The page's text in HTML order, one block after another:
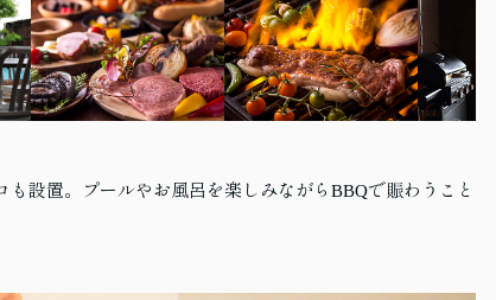
も設置。プールやお風呂を楽しみながらBBQで賑わうこと